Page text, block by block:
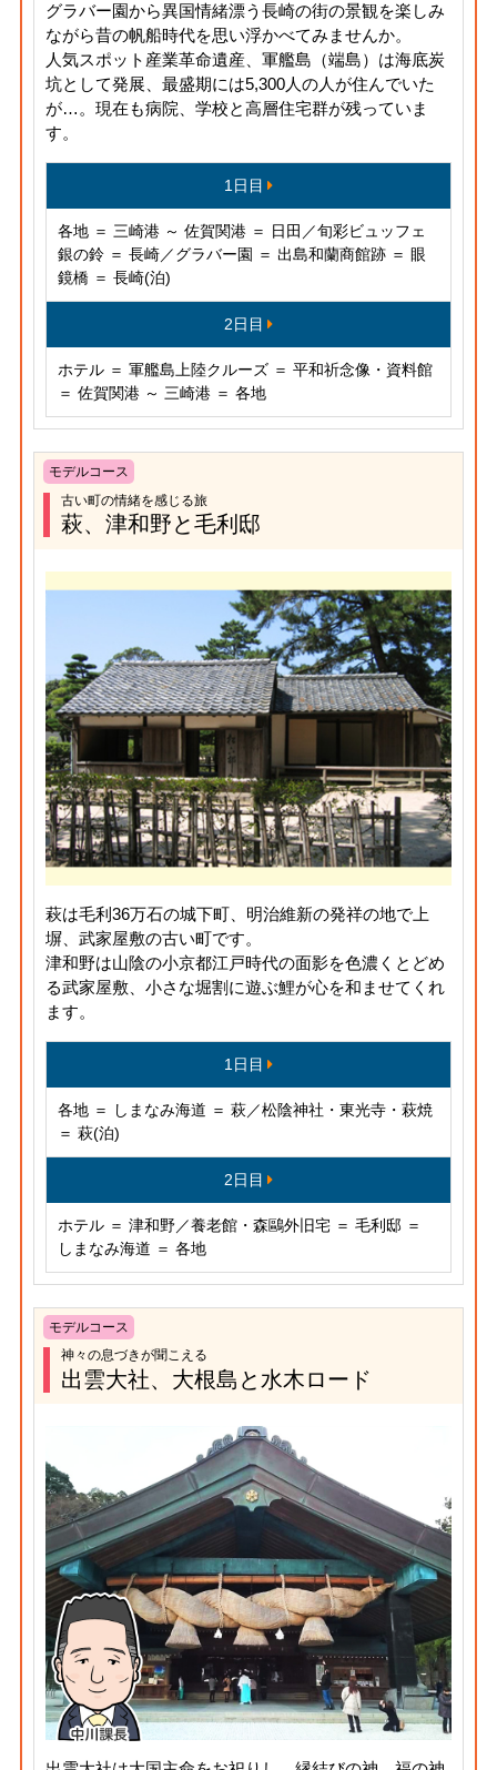
グラバー園から異国情緒漂う長崎の街の景観を楽しみ
ながら昔の帆船時代を思い浮かべてみませんか。
人気スポット産業革命遺産、軍艦島（端島）は海底炭
坑として発展、最盛期には5,300人の人が住んでいた
が…。現在も病院、学校と高層住宅群が残っていま
す。
1日目
各地 ＝ 三崎港 ～ 佐賀関港 ＝ 日田／旬彩ビュッフェ
銀の鈴 ＝ 長崎／グラバー園 ＝ 出島和蘭商館跡 ＝ 眼
鏡橋 ＝ 長崎(泊)
2日目
ホテル ＝ 軍艦島上陸クルーズ ＝ 平和祈念像・資料館
＝ 佐賀関港 ～ 三崎港 ＝ 各地
モデルコース
古い町の情緒を感じる旅
萩、津和野と毛利邸
萩は毛利36万石の城下町、明治維新の発祥の地で上
塀、武家屋敷の古い町です。
津和野は山陰の小京都江戸時代の面影を色濃くとどめ
る武家屋敷、小さな堀割に遊ぶ鯉が心を和ませてくれ
ます。
1日目
各地 ＝ しまなみ海道 ＝ 萩／松陰神社・東光寺・萩焼
＝ 萩(泊)
2日目
ホテル ＝ 津和野／養老館・森鷗外旧宅 ＝ 毛利邸 ＝
しまなみ海道 ＝ 各地
モデルコース
神々の息づきが聞こえる
出雲大社、大根島と水木ロード